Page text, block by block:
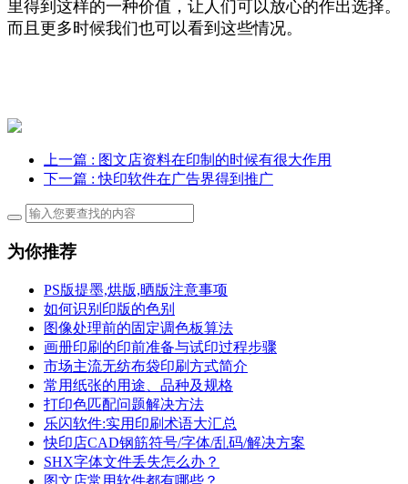
里得到这样的一种价值，让人们可以放心的作出选择。
而且更多时候我们也可以看到这些情况。
上一篇 : 图文店资料在印制的时候有很大作用
下一篇 : 快印软件在广告界得到推广
为你推荐
PS版提墨,烘版,晒版注意事项
如何识别印版的色别
图像处理前的固定调色板算法
画册印刷的印前准备与试印过程步骤
市场主流无纺布袋印刷方式简介
常用纸张的用途、品种及规格
打印色匹配问题解决方法
乐闪软件:实用印刷术语大汇总
快印店CAD钢筋符号/字体/乱码/解决方案
SHX字体文件丢失怎么办？
图文店常用软件都有哪些？